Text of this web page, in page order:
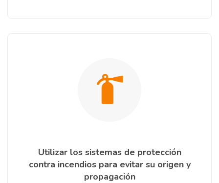
Utilizar los sistemas de protección
contra incendios para evitar su origen y
propagación